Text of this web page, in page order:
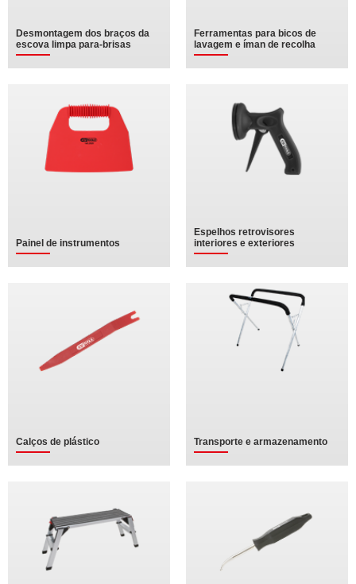
Desmontagem dos braços da
escova limpa para-brisas
Ferramentas para bicos de
lavagem e íman de recolha
Painel de instrumentos
Espelhos retrovisores
interiores e exteriores
Calços de plástico Transporte e armazenamento